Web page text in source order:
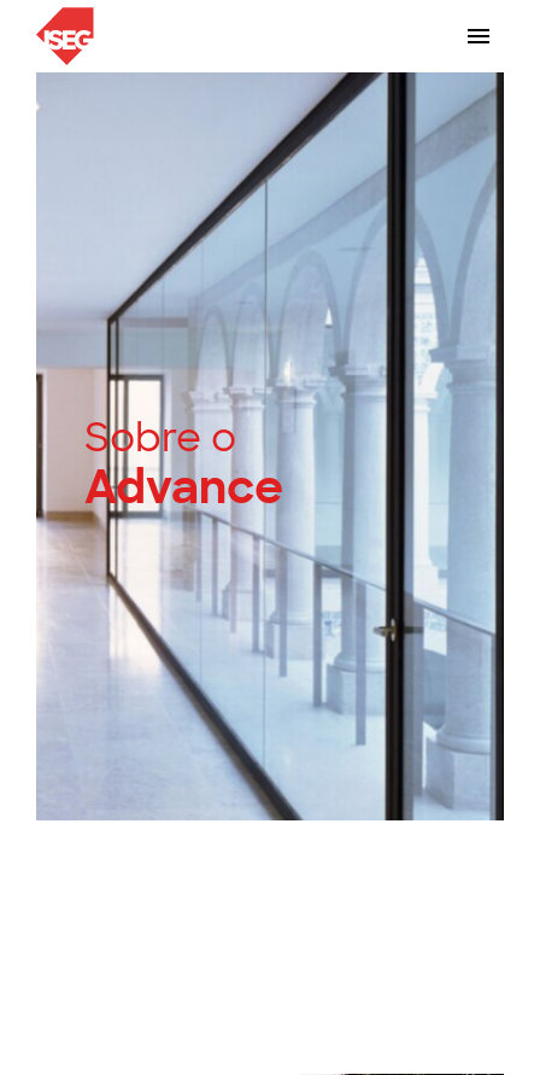
Sobre o
Advance